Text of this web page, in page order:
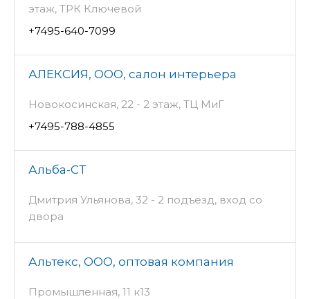
этаж, ТРК Ключевой
+7495-640-7099
АЛЕКСИЯ, ООО, салон интерьера
Новокосинская, 22 - 2 этаж, ТЦ МиГ
+7495-788-4855
Альба-СТ
Дмитрия Ульянова, 32 - 2 подъезд, вход со
двора
Альтекс, ООО, оптовая компания
Промышленная, 11 к13